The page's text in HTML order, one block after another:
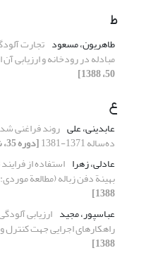
ط
طاهریون، مسعود تجارت
مبادله در رودخانه و ارزیابی آن
50، 1388]
ع
عابدینی، علی روند فراغنی
ده‌ساله 1371-1381
[دوره 35، شماره 52، 1388]
عادلی، زهرا استفاده از
بهینة دفن زباله (مطالعة
1388]
عباسپور، مجید ارزیابی
راهکارهای اجرایی جهت
1388]